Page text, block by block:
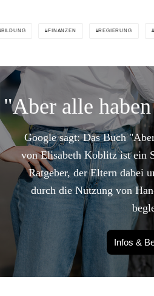
BILDUNG FINANZEN REGIERUNG
"Aber alle
Google sagt: Das Buch
von Elisabeth Koblitz ist ein
Ratgeber, der Eltern dabei
durch die Nutzung von
Infos &